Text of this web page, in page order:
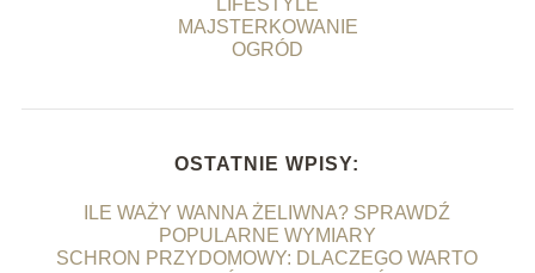
MAJSTERKOWANIE
OGRÓD
OSTATNIE WPISY:
ILE WAŻY WANNA ŻELIWNA? SPRAWDŹ
POPULARNE WYMIARY
SCHRON PRZYDOMOWY: DLACZEGO WARTO